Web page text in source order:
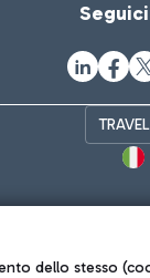
dello stesso